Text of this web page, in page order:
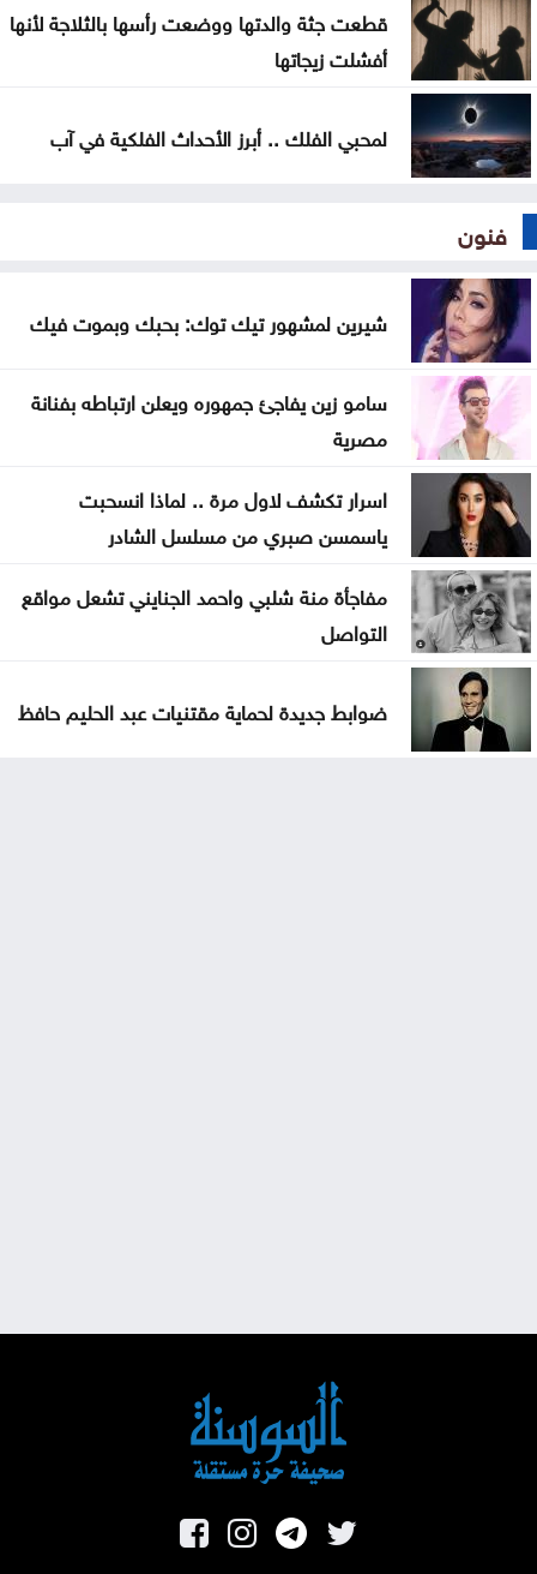
قطعت جثة والدتها ووضعت رأسها بالثلاجة لأنها
أفشلت زيجاتها
لمحبي الفلك .. أبرز الأحداث الفلكية في آب
فنون
شيرين لمشهور تيك توك: بحبك وبموت فيك
سامو زين يفاجئ جمهوره ويعلن ارتباطه بفنانة
مصرية
اسرار تكشف لاول مرة .. لماذا انسحبت
ياسمسن صبري من مسلسل الشادر
مفاجأة منة شلبي واحمد الجنايني تشعل مواقع
التواصل
ضوابط جديدة لحماية مقتنيات عبد الحليم حافظ